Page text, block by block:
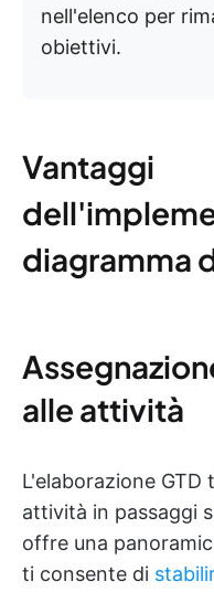
nell'elenco per
obiettivi.
Vantaggi
diagramma
alle attività
L'elaborazione GTD
attività in passaggi
offre una
ti consente di